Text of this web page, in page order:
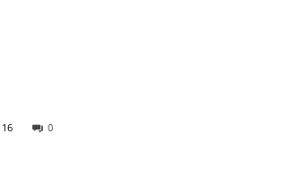
0
16